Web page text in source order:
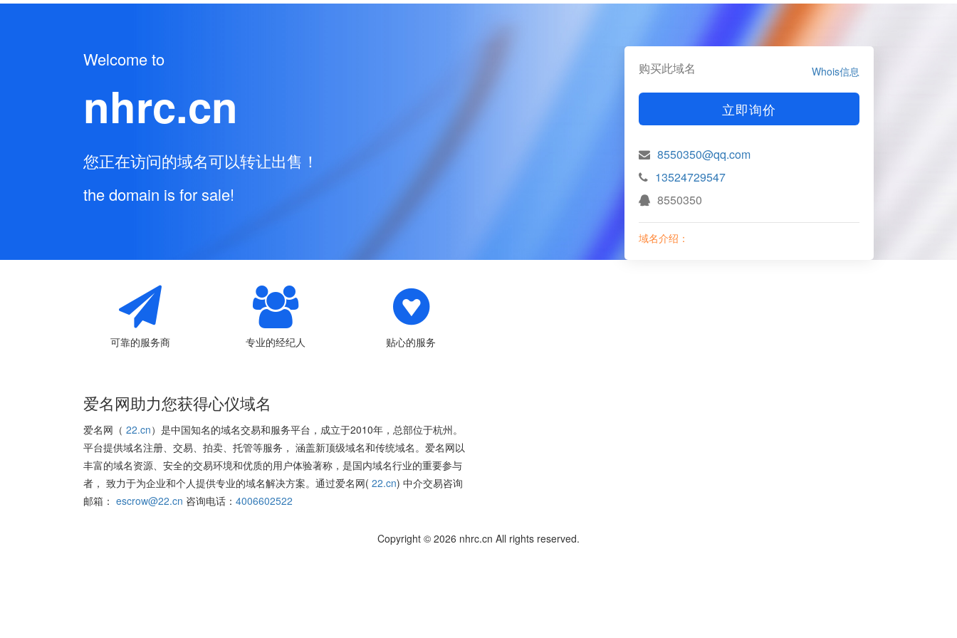
Welcome to
nhrc.cn
您正在访问的域名可以转让出售！
the domain is for sale!
购买此域名 Whois信息
立即询价
8550350@qq.com
13524729547
8550350
域名介绍：
可靠的服务商 专业的经纪人 贴心的服务
爱名网助力您获得心仪域名
爱名网（ 22.cn）是中国知名的域名交易和服务平台，成立于2010年，总部位于杭州。
平台提供域名注册、交易、拍卖、托管等服务， 涵盖新顶级域名和传统域名。爱名网以
丰富的域名资源、安全的交易环境和优质的用户体验著称，是国内域名行业的重要参与
者， 致力于为企业和个人提供专业的域名解决方案。通过爱名网( 22.cn) 中介交易咨询
邮箱： escrow@22.cn 咨询电话： 4006602522
Copyright © 2026 nhrc.cn All rights reserved.